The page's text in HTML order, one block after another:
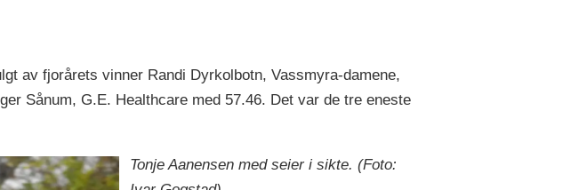
av fjorårets vinner Randi Dyrkolbotn, Vassmyra-damene,
Sånum, G.E. Healthcare med 57.46. Det var de tre eneste
Tonje Aanensen med seier i sikte. (Foto: